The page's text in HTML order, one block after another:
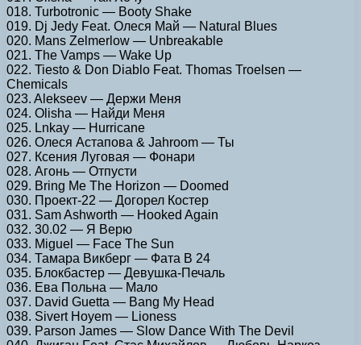
018. Turbotronic — Booty Shake
019. Dj Jedy Feat. Олеся Май — Natural Blues
020. Mans Zelmerlow — Unbreakable
021. The Vamps — Wake Up
022. Tiesto & Don Diablo Feat. Thomas Troelsen —
Chemicals
023. Alekseev — Держи Меня
024. Olisha — Найди Меня
025. Lnkay — Hurricane
026. Олеся Астапова & Jahroom — Ты
027. Ксения Луговая — Фонари
028. Агонь — Отпусти
029. Bring Me The Horizon — Doomed
030. Проект-22 — Догорел Костер
031. Sam Ashworth — Hooked Again
032. 30.02 — Я Верю
033. Miguel — Face The Sun
034. Тамара Викберг — Фата В 24
035. Блокбастер — Девушка-Печаль
036. Ева Польна — Мало
037. David Guetta — Bang My Head
038. Sivert Hoyem — Lioness
039. Parson James — Slow Dance With The Devil